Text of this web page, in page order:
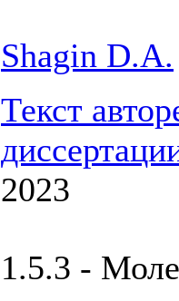
Shagin D.A.
Текст
2023
1.5.3 -